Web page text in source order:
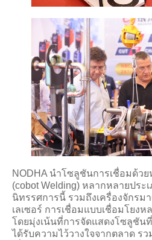
NODHA นำโซลูชันการเชื่อมด้ว
(cobot Welding) หลากหลายประ
นิทรรศการนี้ รวมถึงเครื่องจักรม
เลเซอร์ การเชื่อมแบบเชื่อมโยง
โดยมุ่งเน้นที่การจัดแสดงโซลูชัน
ได้รับความไว้วางใจจากตลาด ร